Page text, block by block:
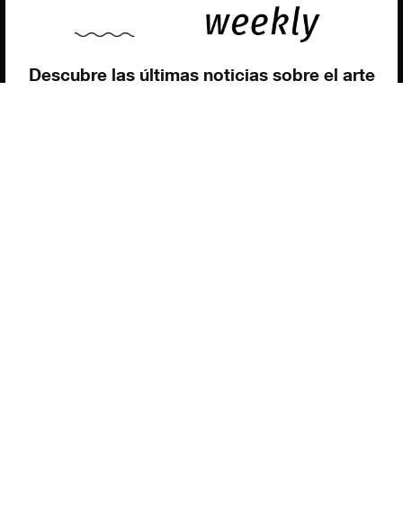
Descubre las últimas noticias sobre el arte
©exibart 2026 - web design and